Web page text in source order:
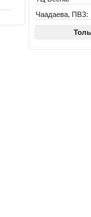
Чаадаева, ПВЗ: